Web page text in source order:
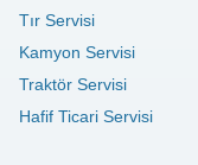
Tır Servisi
Kamyon Servisi
Traktör Servisi
Hafif Ticari Servisi